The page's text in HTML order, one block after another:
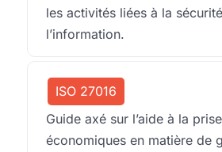
les activités liées à la
l’information.
ISO 27016
Guide axé sur l’aide à la
économiques en matière de